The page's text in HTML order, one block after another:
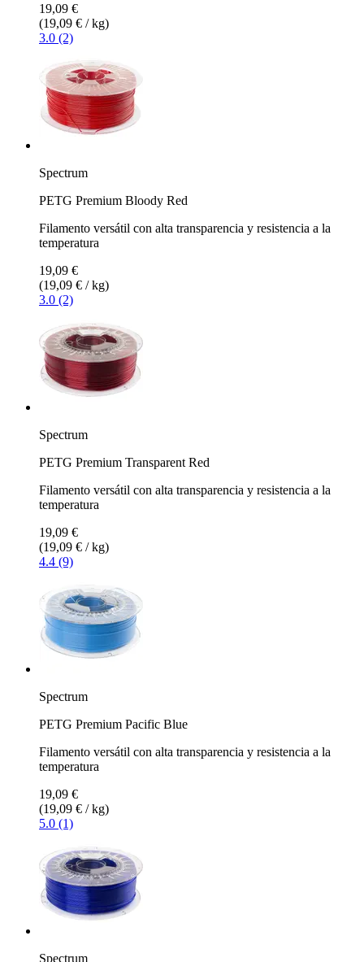
19,09 €
(19,09 € / kg)
3.0 (2)
Spectrum
PETG Premium Bloody Red
Filamento versátil con alta transparencia y resistencia a la
temperatura
19,09 €
(19,09 € / kg)
3.0 (2)
Spectrum
PETG Premium Transparent Red
Filamento versátil con alta transparencia y resistencia a la
temperatura
19,09 €
(19,09 € / kg)
4.4 (9)
Spectrum
PETG Premium Pacific Blue
Filamento versátil con alta transparencia y resistencia a la
temperatura
19,09 €
(19,09 € / kg)
5.0 (1)
Spectrum